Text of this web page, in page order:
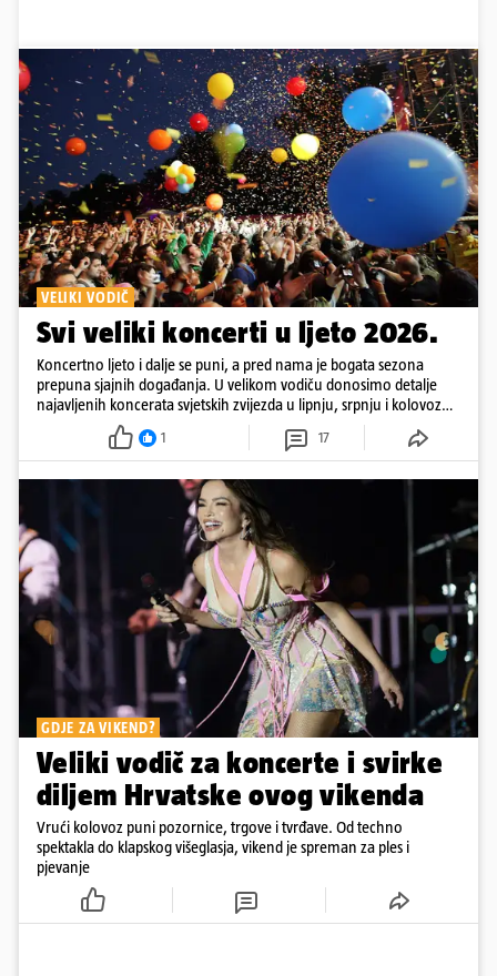
VELIKI VODIČ
Svi veliki koncerti u ljeto 2026.
Koncertno ljeto i dalje se puni, a pred nama je bogata sezona
prepuna sjajnih događanja. U velikom vodiču donosimo detalje
najavljenih koncerata svjetskih zvijezda u lipnju, srpnju i kolovozu
2026. godine.
1 17
GDJE ZA VIKEND?
Veliki vodič za koncerte i svirke
diljem Hrvatske ovog vikenda
Vrući kolovoz puni pozornice, trgove i tvrđave. Od techno
spektakla do klapskog višeglasja, vikend je spreman za ples i
pjevanje